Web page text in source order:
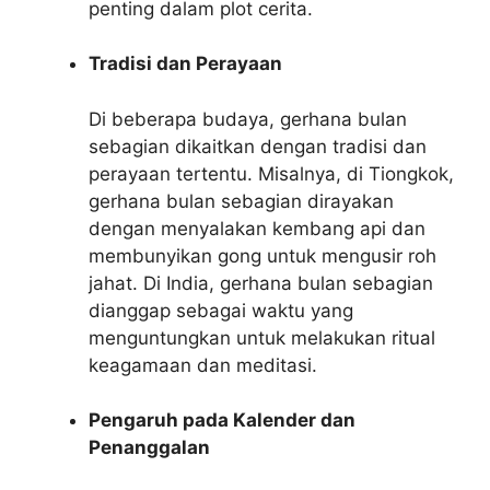
penting dalam plot cerita.
Tradisi dan Perayaan
Di beberapa budaya, gerhana bulan
sebagian dikaitkan dengan tradisi dan
perayaan tertentu. Misalnya, di Tiongkok,
gerhana bulan sebagian dirayakan
dengan menyalakan kembang api dan
membunyikan gong untuk mengusir roh
jahat. Di India, gerhana bulan sebagian
dianggap sebagai waktu yang
menguntungkan untuk melakukan ritual
keagamaan dan meditasi.
Pengaruh pada Kalender dan
Penanggalan